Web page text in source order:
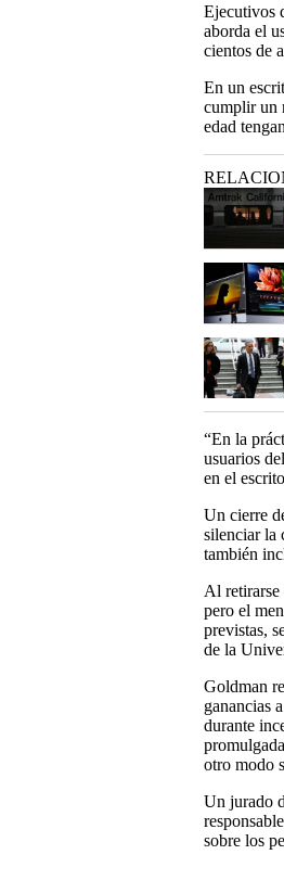
Ejecutivos
aborda el
cientos de
En un
cumplir un
edad
“En la
usuarios
en el
Un cierre
silenciar la
también
Al retirarse
pero el
previstas,
de la
Goldman
ganancias
durante
otro modo
Un jurado
sobre los